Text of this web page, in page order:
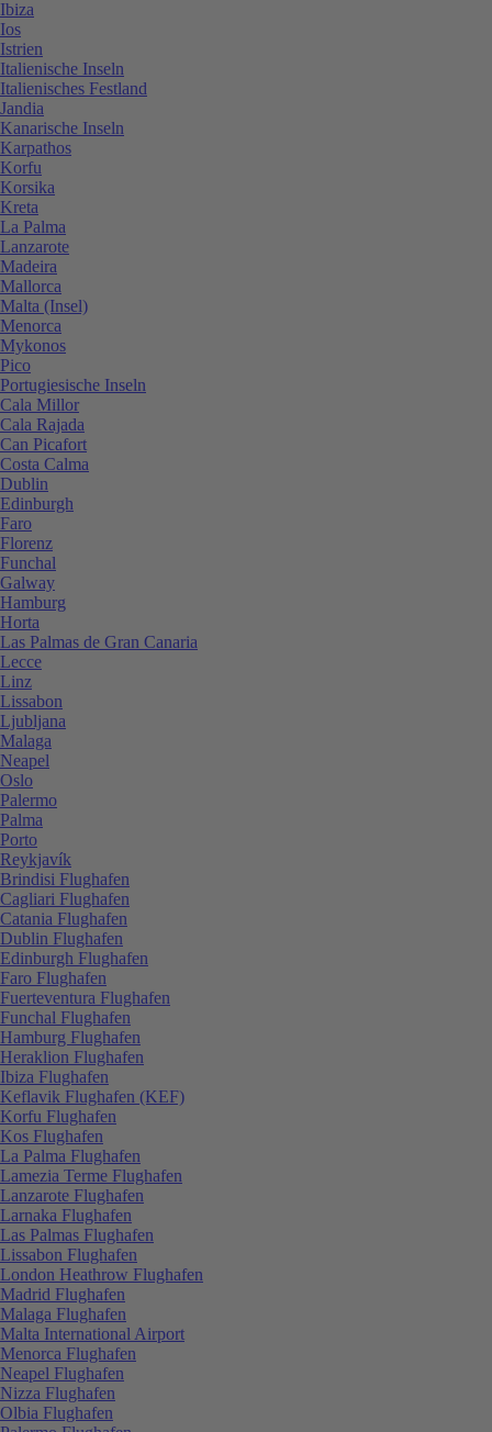
Ibiza
Ios
Istrien
Italienische Inseln
Italienisches Festland
Jandia
Kanarische Inseln
Karpathos
Korfu
Korsika
Kreta
La Palma
Lanzarote
Madeira
Mallorca
Malta (Insel)
Menorca
Mykonos
Pico
Portugiesische Inseln
Cala Millor
Cala Rajada
Can Picafort
Costa Calma
Dublin
Edinburgh
Faro
Florenz
Funchal
Galway
Hamburg
Horta
Las Palmas de Gran Canaria
Lecce
Linz
Lissabon
Ljubljana
Malaga
Neapel
Oslo
Palermo
Palma
Porto
Reykjavík
Brindisi Flughafen
Cagliari Flughafen
Catania Flughafen
Dublin Flughafen
Edinburgh Flughafen
Faro Flughafen
Fuerteventura Flughafen
Funchal Flughafen
Hamburg Flughafen
Heraklion Flughafen
Ibiza Flughafen
Keflavik Flughafen (KEF)
Korfu Flughafen
Kos Flughafen
La Palma Flughafen
Lamezia Terme Flughafen
Lanzarote Flughafen
Larnaka Flughafen
Las Palmas Flughafen
Lissabon Flughafen
London Heathrow Flughafen
Madrid Flughafen
Malaga Flughafen
Malta International Airport
Menorca Flughafen
Neapel Flughafen
Nizza Flughafen
Olbia Flughafen